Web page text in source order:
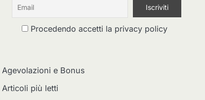
Procedendo accetti la privacy policy
Agevolazioni e Bonus
Articoli più letti